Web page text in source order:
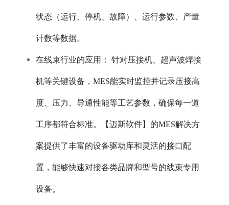
状态（运行、停机、故障）、运行参数、产量
计数等数据。
在线束行业的应用： 针对压接机、超声波焊接
机等关键设备，MES能实时监控并记录压接高
度、压力、导通性能等工艺参数，确保每一道
工序都符合标准。【迈斯软件】的MES解决方
案提供了丰富的设备驱动库和灵活的接口配
置，能够快速对接各类品牌和型号的线束专用
设备。